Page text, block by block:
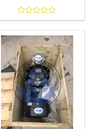
0
out
of
5